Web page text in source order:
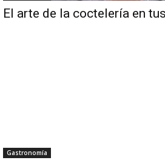
El arte de la coctelería en
Gastronomía